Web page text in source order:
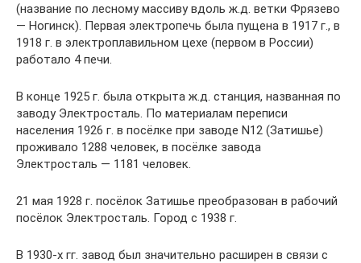
(название по лесному массиву вдоль ж.д. ветки Фрязево
— Ногинск). Первая электропечь была пущена в 1917 г., в
1918 г. в электроплавильном цехе (первом в России)
работало 4 печи.
В конце 1925 г. была открыта ж.д. станция, названная по
заводу Электросталь. По материалам переписи
населения 1926 г. в посёлке при заводе N12 (Затишье)
проживало 1288 человек, в посёлке завода
Электросталь — 1181 человек.
21 мая 1928 г. посёлок Затишье преобразован в рабочий
посёлок Электросталь. Город с 1938 г.
В 1930-х гг. завод был значительно расширен в связи с